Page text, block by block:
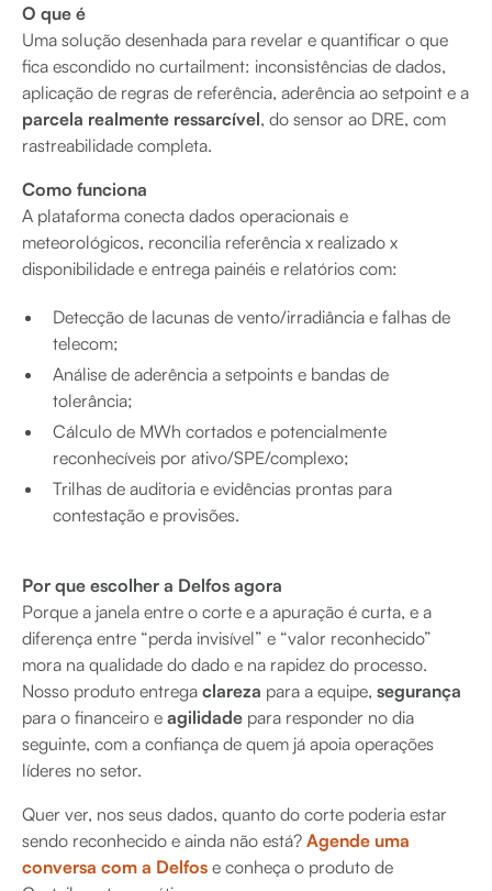
O que é
Uma solução desenhada para revelar e quantificar o que
fica escondido no curtailment: inconsistências de dados,
aplicação de regras de referência, aderência ao setpoint e a
parcela realmente ressarcível, do sensor ao DRE, com
rastreabilidade completa.
Como funciona
A plataforma conecta dados operacionais e
meteorológicos, reconcilia referência x realizado x
disponibilidade e entrega painéis e relatórios com:
Detecção de lacunas de vento/irradiância e falhas de
telecom;
Análise de aderência a setpoints e bandas de
tolerância;
Cálculo de MWh cortados e potencialmente
reconhecíveis por ativo/SPE/complexo;
Trilhas de auditoria e evidências prontas para
contestação e provisões.
Por que escolher a Delfos agora
Porque a janela entre o corte e a apuração é curta, e a
diferença entre “perda invisível” e “valor reconhecido”
mora na qualidade do dado e na rapidez do processo.
Nosso produto entrega clareza para a equipe, segurança
para o financeiro e agilidade para responder no dia
seguinte, com a confiança de quem já apoia operações
líderes no setor.
Quer ver, nos seus dados, quanto do corte poderia estar
sendo reconhecido e ainda não está? Agende uma
conversa com a Delfos e conheça o produto de